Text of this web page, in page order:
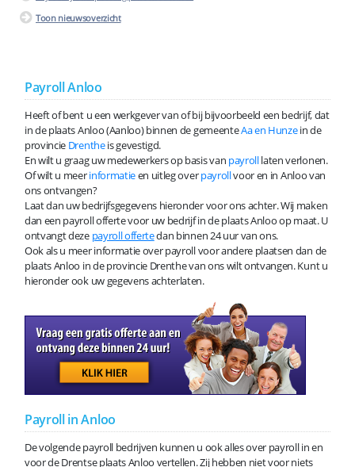
Toon nieuwsoverzicht
Payroll Anloo
Heeft of bent u een werkgever van of bij bijvoorbeeld een bedrijf, dat
in de plaats Anloo (Aanloo) binnen de gemeenteAa en Hunzein de
provincie Drentheis gevestigd.
En wilt u graag uw medewerkers op basis van payrolllaten verlonen.
Of wilt u meerinformatieen uitleg overpayrollvoor en in Anloo van
ons ontvangen?
Laat dan uw bedrijfsgegevens hieronder voor ons achter. Wij maken
dan een payroll offerte voor uw bedrijf in de plaats Anloo op maat. U
ontvangt deze payroll offertedan binnen 24 uur van ons.
Ook als u meer informatie over payroll voor andere plaatsen dan de
plaats Anloo in de provincie Drenthe van ons wilt ontvangen. Kunt u
hieronder ook uw gegevens achterlaten.
Payroll in Anloo
De volgende payroll bedrijven kunnen u ook alles over payroll in en
voor de Drentse plaats Anloo vertellen. Zij hebben niet voor niets